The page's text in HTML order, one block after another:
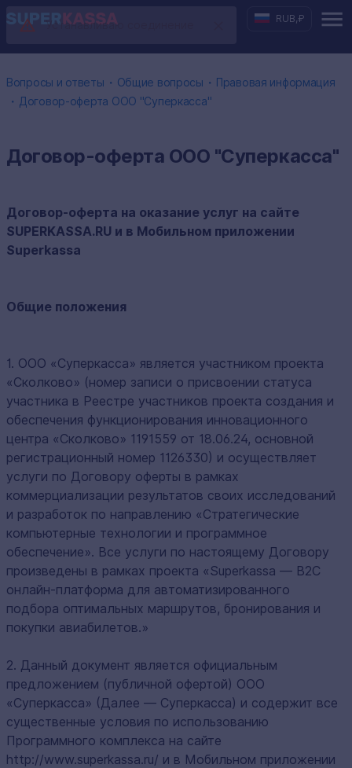
RUB,₽
Вопросы и ответы ・ Общие вопросы ・ Правовая информация
・ Договор-оферта ООО "Суперкасса"
Договор-оферта ООО "Суперкасса"
Договор-оферта на оказание услуг на сайте
SUPERKASSA.RU и в Мобильном приложении
Superkassa
Общие положения
1. ООО «Суперкасса» является участником проекта
«Сколково» (номер записи о присвоении статуса
участника в Реестре участников проекта создания и
обеспечения функционирования инновационного
центра «Сколково» 1191559 от 18.06.24, основной
регистрационный номер 1126330) и осуществляет
услуги по Договору оферты в рамках
коммерциализации результатов своих исследований
и разработок по направлению «Стратегические
компьютерные технологии и программное
обеспечение». Все услуги по настоящему Договору
произведены в рамках проекта «Superkassa — B2C
онлайн-платформа для автоматизированного
подбора оптимальных маршрутов, бронирования и
покупки авиабилетов.»
2. Данный документ является официальным
предложением (публичной офертой) ООО
«Суперкасса» (Далее — Суперкасса) и содержит все
существенные условия по использованию
Программного комплекса на сайте
http://www.superkassa.ru/ и в Мобильном приложении